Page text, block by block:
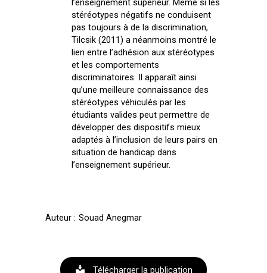
l’enseignement supérieur. Même si les
stéréotypes négatifs ne conduisent
pas toujours à de la discrimination,
Tilcsik (2011) a néanmoins montré le
lien entre l’adhésion aux stéréotypes
et les comportements
discriminatoires. Il apparaît ainsi
qu’une meilleure connaissance des
stéréotypes véhiculés par les
étudiants valides peut permettre de
développer des dispositifs mieux
adaptés à l’inclusion de leurs pairs en
situation de handicap dans
l’enseignement supérieur.
Souad Anegmar
Télécharger la publication